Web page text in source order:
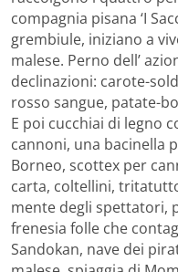
compagnia pisana ‘I
grembiule, iniziano a
malese. Perno dell’
declinazioni: carote-
rosso sangue, patate-
E poi cucchiai di legno
cannoni, una bacinella
Borneo, scottex per
carta, coltellini,
mente degli spettatori,
frenesia folle che
Sandokan, nave dei